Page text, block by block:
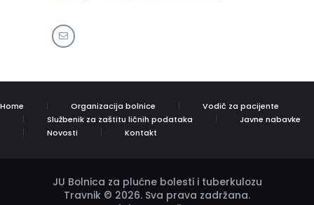
Home Organizacija bolnice
Vodič za pacijente
Službenik za zaštitu ličnih podataka
Javne nabavke
Novosti
Kontakt
JU Bolnica za plućne bolesti i tuberkulozu
Travnik © 2026. Sva prava zadržana.